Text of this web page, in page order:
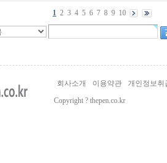
1 2 3 4 5 6 7 8 9 10
회사소개 이용약관
개인정보취
Copyright ? thepen.co.kr